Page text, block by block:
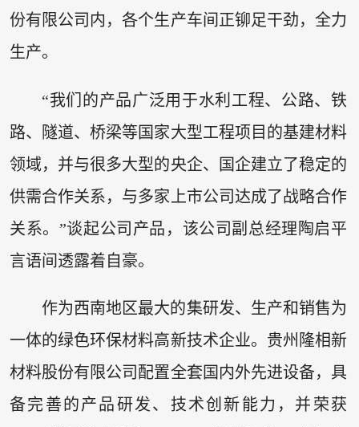
份有限公司内，各个生产车间正铆足干劲，全力
生产。
“我们的产品广泛用于水利工程、公路、铁
路、隧道、桥梁等国家大型工程项目的基建材料
领域，并与很多大型的央企、国企建立了稳定的
供需合作关系，与多家上市公司达成了战略合作
关系。”谈起公司产品，该公司副总经理陶启平
言语间透露着自豪。
作为西南地区最大的集研发、生产和销售为
一体的绿色环保材料高新技术企业。贵州隆相新
材料股份有限公司配置全套国内外先进设备，具
备完善的产品研发、技术创新能力，并荣获